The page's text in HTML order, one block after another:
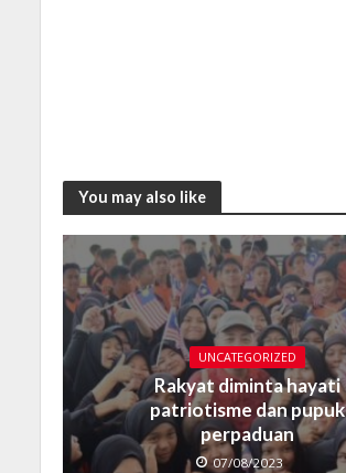
You may also like
UNCATEGORIZED
Rakyat diminta hayati
patriotisme dan pupuk
perpaduan
07/08/2023